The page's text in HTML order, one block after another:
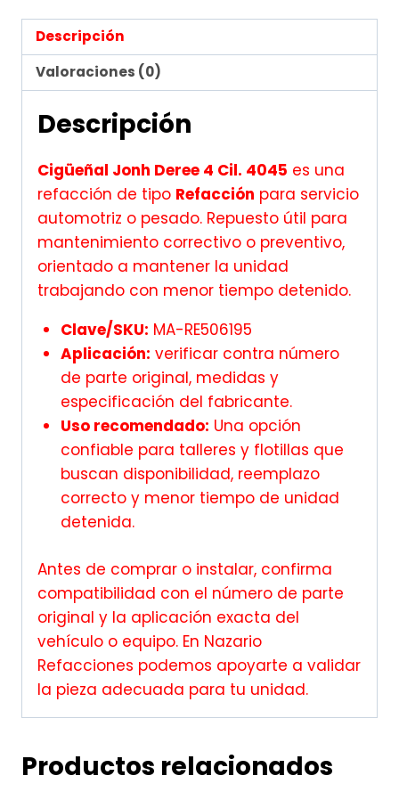
Descripción
Valoraciones (0)
Descripción
Cigüeñal Jonh Deree 4 Cil. 4045 es una
refacción de tipo Refacción para servicio
automotriz o pesado. Repuesto útil para
mantenimiento correctivo o preventivo,
orientado a mantener la unidad
trabajando con menor tiempo detenido.
Clave/SKU: MA-RE506195
Aplicación: verificar contra número
de parte original, medidas y
especificación del fabricante.
Uso recomendado: Una opción
confiable para talleres y flotillas que
buscan disponibilidad, reemplazo
correcto y menor tiempo de unidad
detenida.
Antes de comprar o instalar, confirma
compatibilidad con el número de parte
original y la aplicación exacta del
vehículo o equipo. En Nazario
Refacciones podemos apoyarte a validar
la pieza adecuada para tu unidad.
Productos relacionados